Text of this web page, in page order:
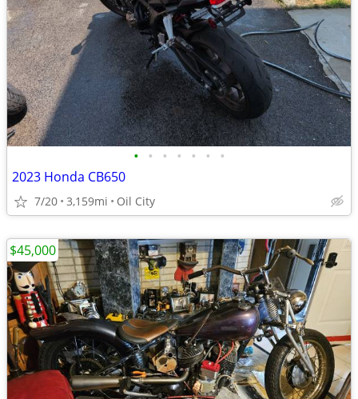
• • • • • • •
2023 Honda CB650
7/20 3,159mi Oil City
$45,000